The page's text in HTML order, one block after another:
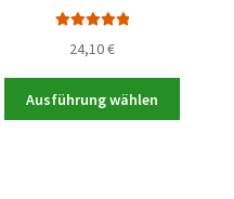
5.00von 5
24,10€
Ausführung wählen